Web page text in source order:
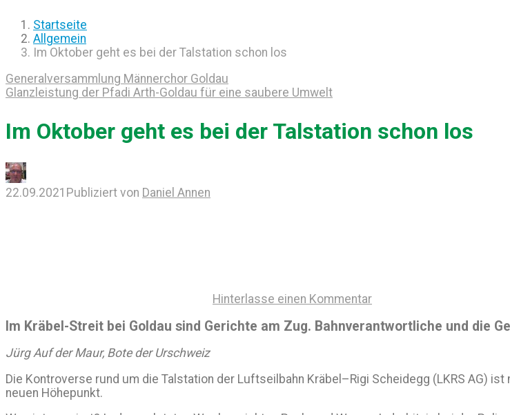
Startseite
Allgemein
Im Oktober geht es bei der Talstation schon los
Generalversammlung Männerchor Goldau
Glanzleistung der Pfadi Arth-Goldau für eine saubere Umwelt
Im Oktober geht es bei der Talstation schon los
22.09.2021 Publiziert von Daniel Annen
Hinterlasse einen Kommentar
Im Kräbel-Streit bei Goldau sind Gerichte am Zug. Bahnverantwortliche und die
Jürg Auf der Maur, Bote der Urschweiz
Die Kontroverse rund um die Talstation der Luftseilbahn Kräbel–Rigi Scheidegg (LKRS AG)
neuen Höhepunkt.